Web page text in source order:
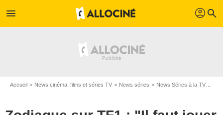
menu profil search
Accueil News cinéma, films et séries TV News séries News Séries à la TV